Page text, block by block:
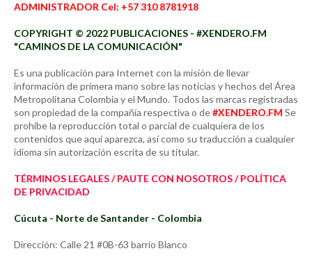
ADMINISTRADOR Cel: +57 310 8781918
COPYRIGHT © 2022 PUBLICACIONES - #XENDERO.FM
"CAMINOS DE LA COMUNICACIÓN"
Es una publicación para Internet con la misión de llevar
información de primera mano sobre las noticias y hechos del Área
Metropolitana Colombia y el Mundo. Todos las marcas registradas
son propiedad de la compañía respectiva o de#XENDERO.FM Se
prohíbe la reproducción total o parcial de cualquiera de los
contenidos que aquí aparezca, así como su traducción a cualquier
idioma sin autorización escrita de su titular.
TÉRMINOS LEGALES / PAUTE CON NOSOTROS / POLÍTICA
DE PRIVACIDAD
Cúcuta - Norte de Santander - Colombia
Dirección: Calle 21 #0B-63 barrio Blanco